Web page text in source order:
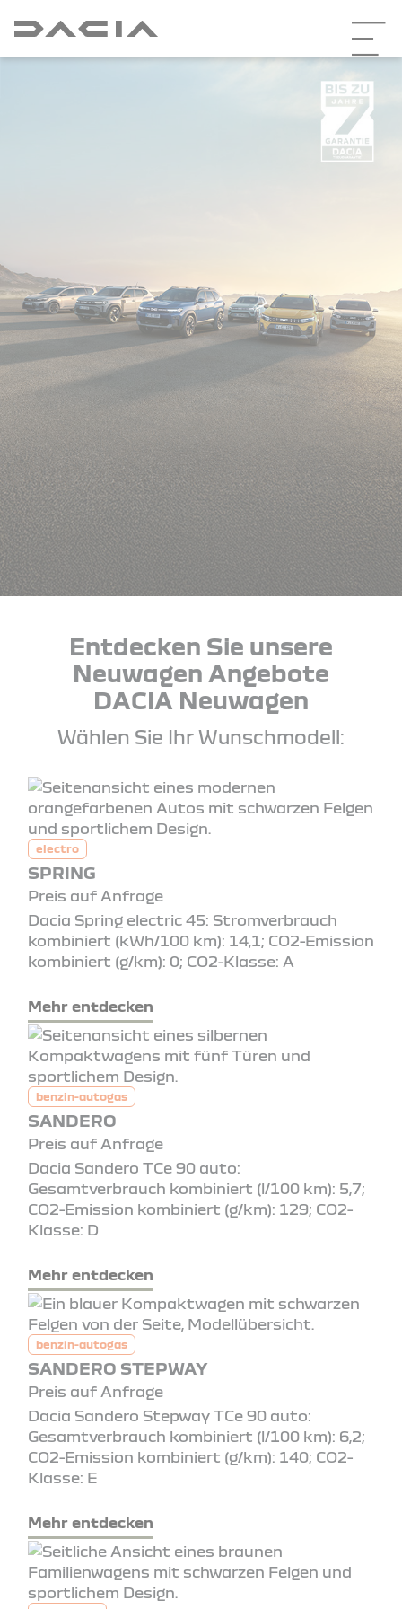
Entdecken Sie unsere
Neuwagen Angebote
DACIA Neuwagen
Wählen Sie Ihr Wunschmodell:
electro
SPRING
Preis auf Anfrage
Dacia Spring electric 45: Stromverbrauch
kombiniert (kWh/100 km): 14,1; CO2-Emission
kombiniert (g/km): 0; CO2-Klasse: A
Mehr entdecken
benzin-autogas
SANDERO
Preis auf Anfrage
Dacia Sandero TCe 90 auto:
Gesamtverbrauch kombiniert (l/100 km): 5,7;
CO2-Emission kombiniert (g/km): 129; CO2-
Klasse: D
Mehr entdecken
benzin-autogas
SANDERO STEPWAY
Preis auf Anfrage
Dacia Sandero Stepway TCe 90 auto:
Gesamtverbrauch kombiniert (l/100 km): 6,2;
CO2-Emission kombiniert (g/km): 140; CO2-
Klasse: E
Mehr entdecken